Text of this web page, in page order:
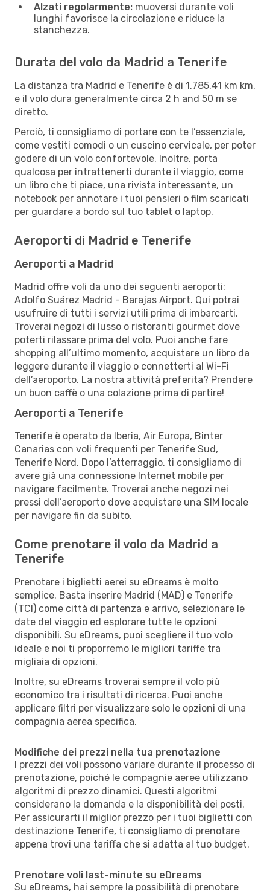
Alzati regolarmente: muoversi durante voli
lunghi favorisce la circolazione e riduce la
stanchezza.
Durata del volo da Madrid a Tenerife
La distanza tra Madrid e Tenerife è di 1.785,41 km km,
e il volo dura generalmente circa 2 h and 50 m se
diretto.
Perciò, ti consigliamo di portare con te l’essenziale,
come vestiti comodi o un cuscino cervicale, per poter
godere di un volo confortevole. Inoltre, porta
qualcosa per intrattenerti durante il viaggio, come
un libro che ti piace, una rivista interessante, un
notebook per annotare i tuoi pensieri o film scaricati
per guardare a bordo sul tuo tablet o laptop.
Aeroporti di Madrid e Tenerife
Aeroporti a Madrid
Madrid offre voli da uno dei seguenti aeroporti:
Adolfo Suárez Madrid - Barajas Airport. Qui potrai
usufruire di tutti i servizi utili prima di imbarcarti.
Troverai negozi di lusso o ristoranti gourmet dove
poterti rilassare prima del volo. Puoi anche fare
shopping all’ultimo momento, acquistare un libro da
leggere durante il viaggio o connetterti al Wi-Fi
dell’aeroporto. La nostra attività preferita? Prendere
un buon caffè o una colazione prima di partire!
Aeroporti a Tenerife
Tenerife è operato da Iberia, Air Europa, Binter
Canarias con voli frequenti per Tenerife Sud,
Tenerife Nord. Dopo l’atterraggio, ti consigliamo di
avere già una connessione Internet mobile per
navigare facilmente. Troverai anche negozi nei
pressi dell’aeroporto dove acquistare una SIM locale
per navigare fin da subito.
Come prenotare il volo da Madrid a
Tenerife
Prenotare i biglietti aerei su eDreams è molto
semplice. Basta inserire Madrid (MAD) e Tenerife
(TCI) come città di partenza e arrivo, selezionare le
date del viaggio ed esplorare tutte le opzioni
disponibili. Su eDreams, puoi scegliere il tuo volo
ideale e noi ti proporremo le migliori tariffe tra
migliaia di opzioni.
Inoltre, su eDreams troverai sempre il volo più
economico tra i risultati di ricerca. Puoi anche
applicare filtri per visualizzare solo le opzioni di una
compagnia aerea specifica.
Modifiche dei prezzi nella tua prenotazione
I prezzi dei voli possono variare durante il processo di
prenotazione, poiché le compagnie aeree utilizzano
algoritmi di prezzo dinamici. Questi algoritmi
considerano la domanda e la disponibilità dei posti.
Per assicurarti il miglior prezzo per i tuoi biglietti con
destinazione Tenerife, ti consigliamo di prenotare
appena trovi una tariffa che si adatta al tuo budget.
Prenotare voli last-minute su eDreams
Su eDreams, hai sempre la possibilità di prenotare